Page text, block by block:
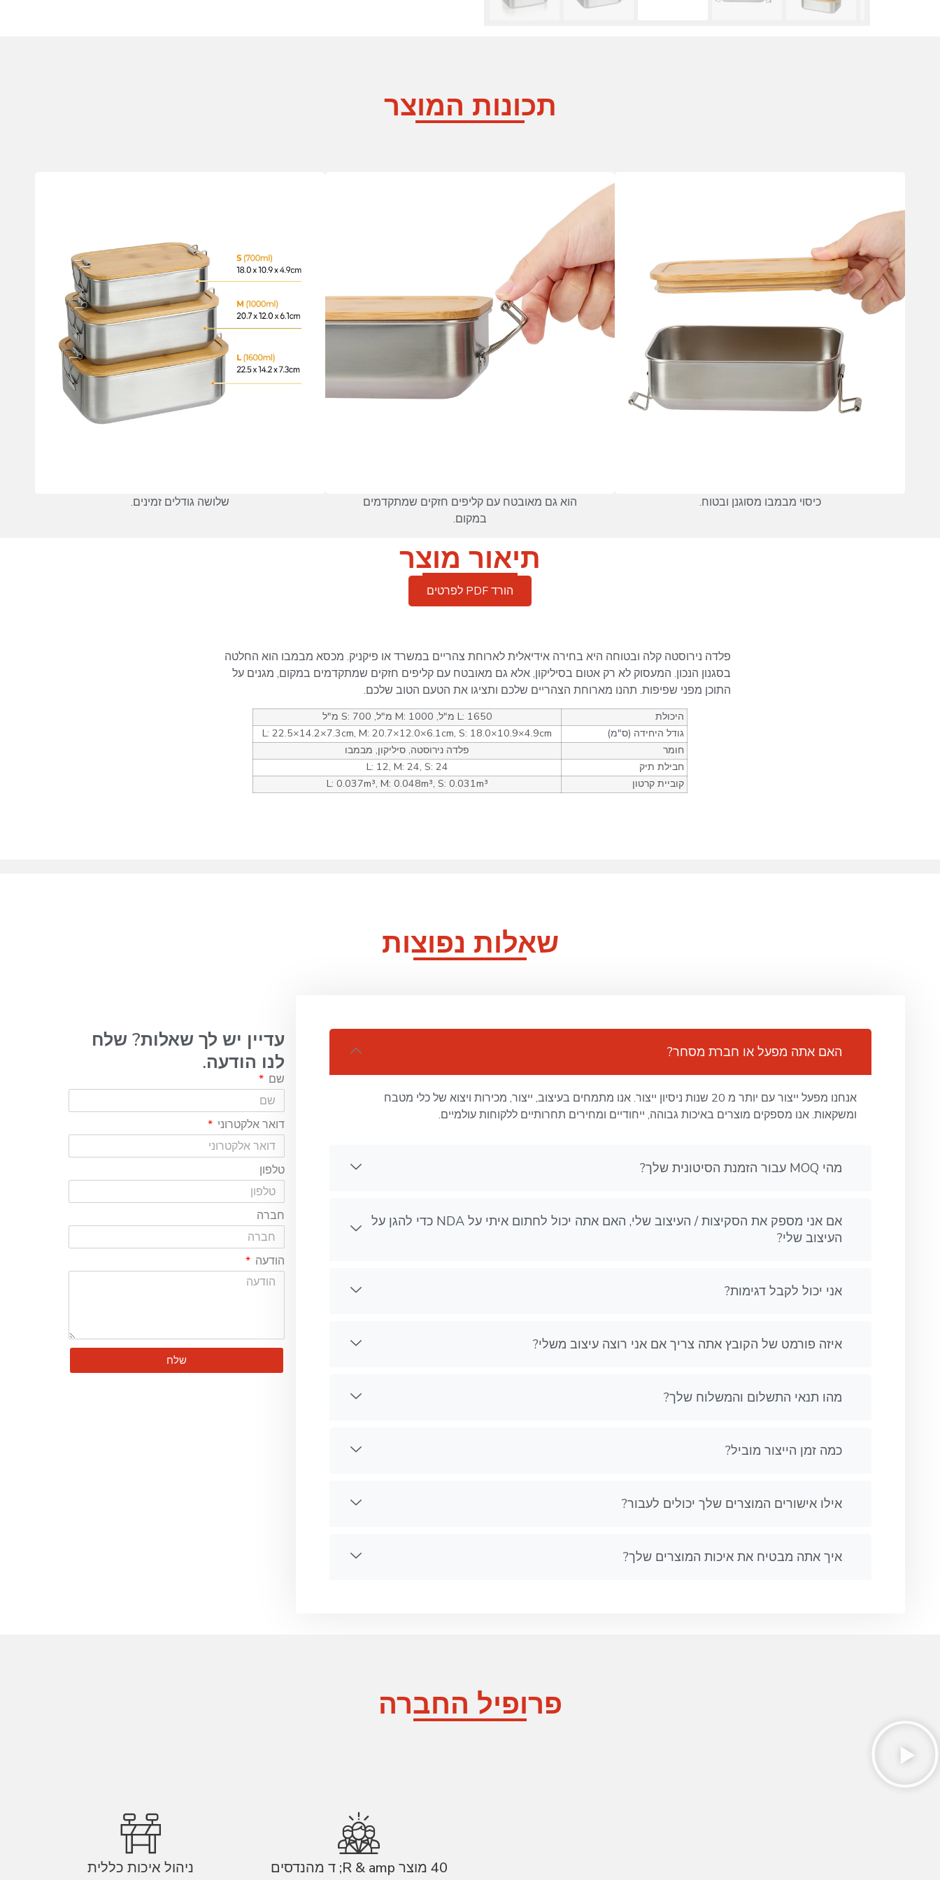
תכונות המוצר
כיסוי מבמבו מסוגנן ובטוח.
הוא גם מאובטח עם קליפים חזקים שמתקדמים
במקום.
שלושה גודלים זמינים.
תיאור מוצר
הורד PDF לפרטים
פלדה נירוסטה קלה ובטוחה היא בחירה אידיאלית לארוחת צהריים במשרד או פיקניק. מכסא מבמבו הוא החלטה
בסגנון הנכון. המעסוק לא רק אטום בסיליקון, אלא גם מאובטח עם קליפים חזקים שמתקדמים במקום, מגנים על
התוכן מפני שפיפות. תהנו מארוחת הצהריים שלכם ותציגו את הטעם הטוב שלכם.
היכולת
L: 1650 מ"ל, M: 1000 מ"ל, S: 700 מ"ל
גודל היחידה (ס"מ)
L: 22.5×14.2×7.3cm, M: 20.7×12.0×6.1cm, S: 18.0×10.9×4.9cm
חומר
פלדה נירוסטה, סיליקון, מבמבו
חבילת תיק
L: 12, M: 24, S: 24
קוביית קרטון
L: 0.037m³, M: 0.048m³, S: 0.031m³
שאלות נפוצות
האם אתה מפעל או חברת מסחר?
אנחנו מפעל ייצור עם יותר מ 20 שנות ניסיון ייצור. אנו מתמחים בעיצוב, ייצור, מכירות ויצוא של כלי מטבח
ומשקאות. אנו מספקים מוצרים באיכות גבוהה, ייחודיים ומחירים תחרותיים ללקוחות עולמיים.
מהי MOQ עבור הזמנת הסיטונית שלך?
אם אני מספק את הסקיצות / העיצוב שלי, האם אתה יכול לחתום איתי על NDA כדי להגן על
העיצוב שלי?
אני יכול לקבל דגימות?
איזה פורמט של הקובץ אתה צריך אם אני רוצה עיצוב משלי?
מהו תנאי התשלום והמשלוח שלך?
כמה זמן הייצור מוביל?
אילו אישורים המוצרים שלך יכולים לעבור?
איך אתה מבטיח את איכות המוצרים שלך?
עדיין יש לך שאלות? שלח
לנו הודעה.
שם
דואר אלקטרוני
טלפון
חברה
הודעה
שלח
פרופיל החברה
40 מוצר R & amp; ד מהנדסים ניהול איכות כללית